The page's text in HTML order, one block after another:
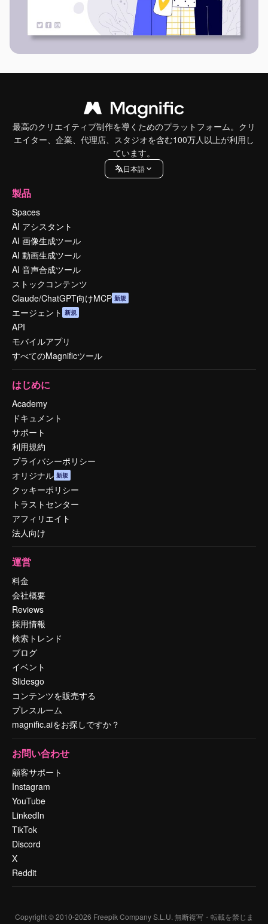
最高のクリエイティブ制作を導くためのプラットフォーム。クリ
エイター、企業、代理店、スタジオを含む100万人以上が利用し
ています。
日本語
製品
Spaces
AI アシスタント
AI 画像生成ツール
AI 動画生成ツール
AI 音声合成ツール
ストックコンテンツ
Claude/ChatGPT向けMCP 新規
エージェント 新規
API
モバイルアプリ
すべてのMagnificツール
はじめに
Academy
ドキュメント
サポート
利用規約
プライバシーポリシー
オリジナル 新規
クッキーポリシー
トラストセンター
アフィリエイト
法人向け
運営
料金
会社概要
Reviews
採用情報
検索トレンド
ブログ
イベント
Slidesgo
コンテンツを販売する
プレスルーム
magnific.aiをお探しですか？
お問い合わせ
顧客サポート
Instagram
YouTube
LinkedIn
TikTok
Discord
X
Reddit
Copyright © 2010-2026 Freepik Company S.L.U. 無断複写・転載を禁じま